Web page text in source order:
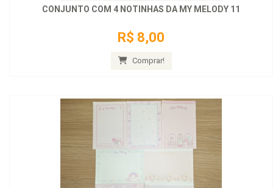
CONJUNTO COM 4 NOTINHAS DA MY MELODY 11
R$ 8,00
Comprar!